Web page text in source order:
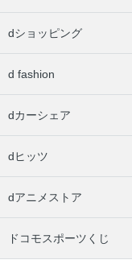
dショッピング
d fashion
dカーシェア
dヒッツ
dアニメストア
ドコモスポーツくじ